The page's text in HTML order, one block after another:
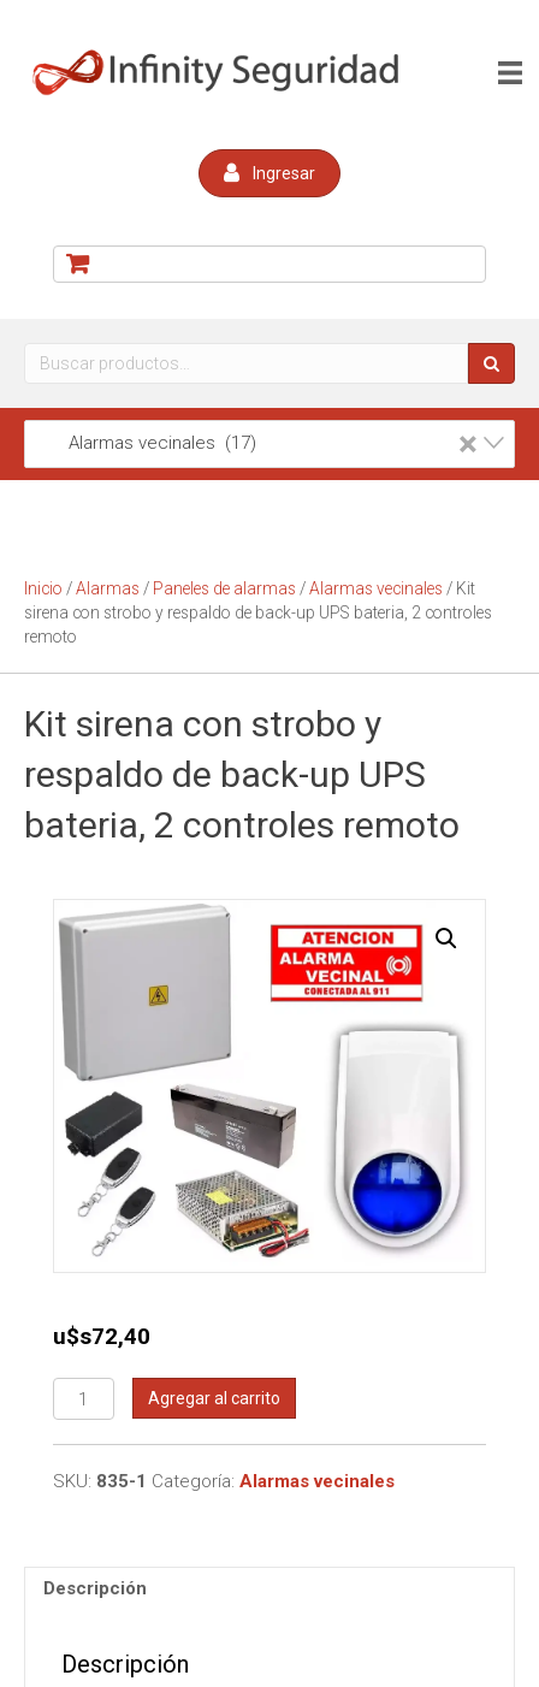
Ingresar
Buscar
×
Alarmas vecinales (17)
Inicio /Alarmas / Paneles de alarmas /Alarmas vecinales / Kit
sirena con strobo y respaldo de back-up UPS bateria, 2 controles
remoto
Kit sirena con strobo y
respaldo de back-up UPS
bateria, 2 controles remoto
u$s72,40
sirena
con
y
back-
up
Agregar al carrito
SKU: 835-1 Categoría: Alarmas vecinales
Descripción
Descripción